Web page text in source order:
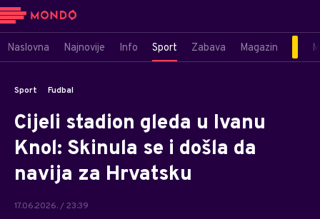
Naslovna Najnovije Info Sport Zabava Magazin
Sport Fudbal
Cijeli stadion gleda u Ivanu
Knol: Skinula se i došla da
navija za Hrvatsku
17.06.2026. / 23:39